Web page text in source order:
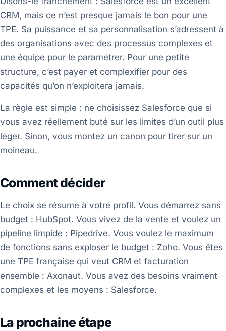
CRM, mais ce n’est presque jamais le bon pour une
TPE. Sa puissance et sa personnalisation s’adressent à
des organisations avec des processus complexes et
une équipe pour le paramétrer. Pour une petite
structure, c’est payer et complexifier pour des
capacités qu’on n’exploitera jamais.
La règle est simple : ne choisissez Salesforce que si
vous avez réellement buté sur les limites d’un outil plus
léger. Sinon, vous montez un canon pour tirer sur un
moineau.
Comment décider
Le choix se résume à votre profil. Vous démarrez sans
budget : HubSpot. Vous vivez de la vente et voulez un
pipeline limpide : Pipedrive. Vous voulez le maximum
de fonctions sans exploser le budget : Zoho. Vous êtes
une TPE française qui veut CRM et facturation
ensemble : Axonaut. Vous avez des besoins vraiment
complexes et les moyens : Salesforce.
La prochaine étape